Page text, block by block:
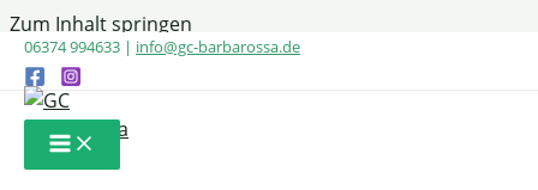
Zum Inhalt springen
06374 994633 | info@gc-barbarossa.de
Zweites Kinderturnier „Old
meets Young“!